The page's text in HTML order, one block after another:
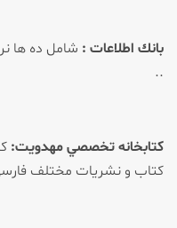
بانك اطلاعات : شامل ده ها
..
كتابخانه تخصصي مهدويت:
كتاب و نشريات مختلف